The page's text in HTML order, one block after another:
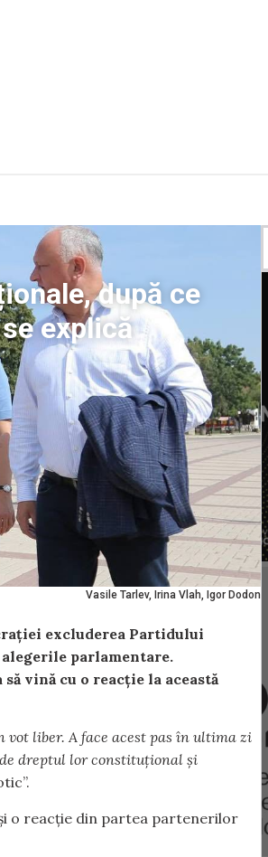
Vasile Tarlev, Irina Vlah, Igor Dodon
după ce
explică
excluderea Partidului
alegerile parlamentare.
vină cu o reacție la această
liber. A face acest pas în ultima zi
dreptul lor constituțional și
o reacție din partea partenerilor